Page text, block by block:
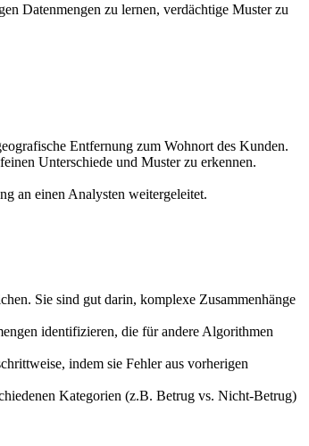
Datenmengen zu lernen, verdächtige Muster zu
Entfernung zum Wohnort des Kunden.
Unterschiede und Muster zu erkennen.
an einen Analysten weitergeleitet.
Sie sind gut darin, komplexe Zusammenhänge
identifizieren, die für andere Algorithmen
indem sie Fehler aus vorherigen
Kategorien (z.B. Betrug vs. Nicht-Betrug)